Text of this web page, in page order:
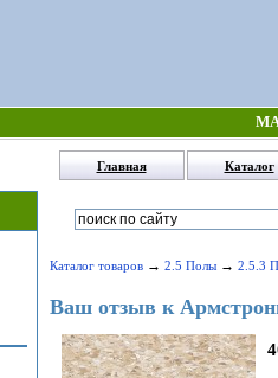
Главная Каталог
Каталог товаров→ 2.5 Полы→ 2.5.3
Ваш отзыв к